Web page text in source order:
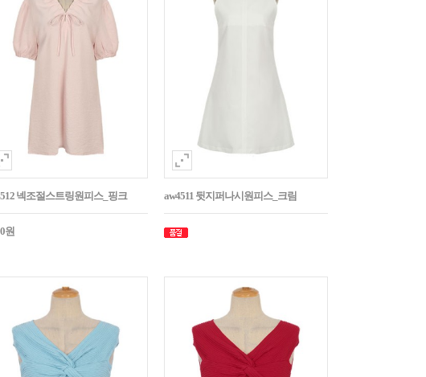
넥조절스트링원피스_핑크
원
aw4511 뒷지퍼나시원피스_크림